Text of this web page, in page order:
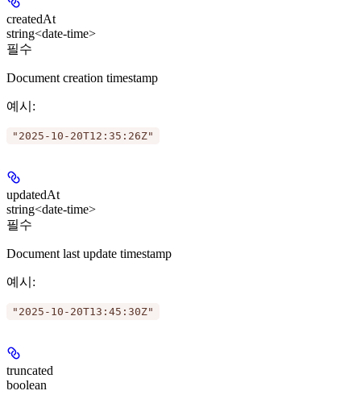
createdAt
string<date-time>
필수
Document creation timestamp
예시 :
"2025-10-20T12:35:26Z"
updatedAt
string<date-time>
필수
Document last update timestamp
예시 :
"2025-10-20T13:45:30Z"
truncated
boolean